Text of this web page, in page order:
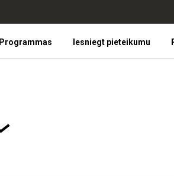
Programmas Iesniegt pieteikumu